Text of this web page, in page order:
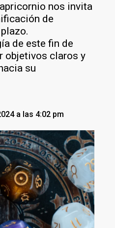
nos invita
de
de este fin de
objetivos claros y
su
a las 4:02 pm